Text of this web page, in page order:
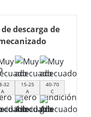
descarga de
32
A
15-25
A
40-70
C